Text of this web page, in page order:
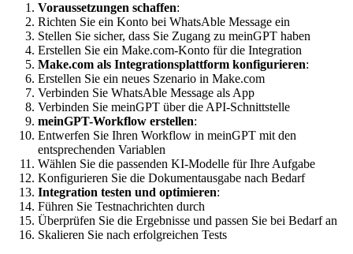
Voraussetzungen schaffen:
Richten Sie ein Konto bei WhatsAble Message ein
Stellen Sie sicher, dass Sie Zugang zu meinGPT haben
Erstellen Sie ein Make.com-Konto für die Integration
Make.com als Integrationsplattform konfigurieren:
Erstellen Sie ein neues Szenario in Make.com
Verbinden Sie WhatsAble Message als App
Verbinden Sie meinGPT über die API-Schnittstelle
meinGPT-Workflow erstellen:
Entwerfen Sie Ihren Workflow in meinGPT mit den
entsprechenden Variablen
Wählen Sie die passenden KI-Modelle für Ihre Aufgabe
Konfigurieren Sie die Dokumentausgabe nach Bedarf
Integration testen und optimieren:
Führen Sie Testnachrichten durch
Überprüfen Sie die Ergebnisse und passen Sie bei Bedarf an
Skalieren Sie nach erfolgreichen Tests